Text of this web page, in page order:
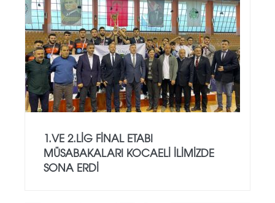
1.VE 2.LİG FİNAL ETABI
MÜSABAKALARI KOCAELİ İLİMİZDE
SONA ERDİ